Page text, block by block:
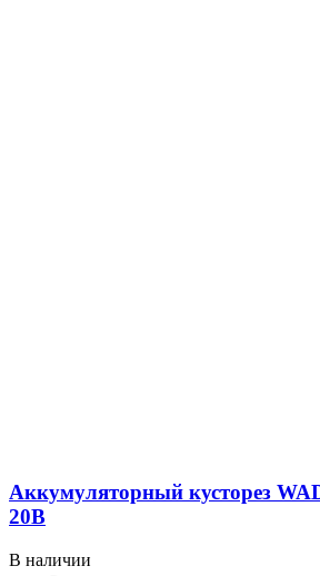
Аккумуляторный кусторез
20В
В наличии